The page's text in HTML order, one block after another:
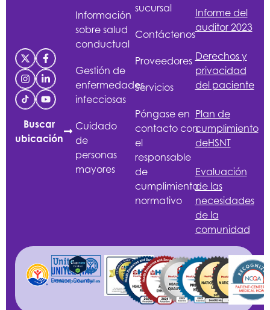
Buscar
ubicación
Información
sobre salud
conductual
Gestión de
enfermedades
infecciosas
Cuidado
de
personas
mayores
sucursal
Contáctenos
Proveedores
Servicios
Póngase en
contacto con
el
responsable
de
cumplimiento
normativo
Informe del
auditor 2023
Derechos y
privacidad
del paciente
Plan de
cumplimiento
deHSNT
Evaluación
de las
necesidades
de la
comunidad